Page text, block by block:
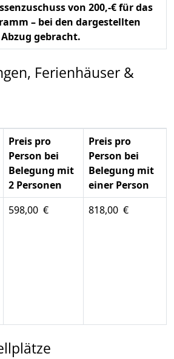
von 200,-€ für das
– bei den dargestellten
gebracht.
Ferienhäuser &
Preis pro
Person bei
Belegung mit
2 Personen
Preis pro
Person bei
Belegung mit
einer Person
598,00 € 818,00 €